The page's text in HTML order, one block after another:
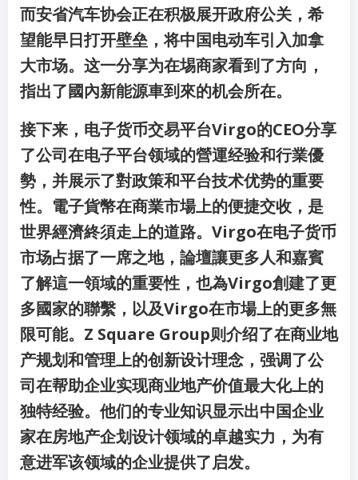
而安省汽车协会正在积极展开政府公关，希
望能早日打开壁垒，将中国电动车引入加拿
大市场。这一分享为在埸商家看到了方向，
指出了國內新能源車到來的机会所在。
接下来，电子货币交易平台Virgo的CEO分享
了公司在电子平台领域的營運经验和行業優
勢，并展示了對政策和平台技术优势的重要
性。電子貨幣在商業市場上的便捷交收，是
世界經濟終須走上的道路。Virgo在电子货币
市场占据了一席之地，論壇讓更多人和嘉賓
了解這一領域的重要性，也為Virgo創建了更
多國家的聯繫，以及Virgo在市場上的更多無
限可能。Z Square Group则介绍了在商业地
产规划和管理上的创新设计理念，强调了公
司在帮助企业实现商业地产价值最大化上的
独特经验。他们的专业知识显示出中国企业
家在房地产企划设计领域的卓越实力，为有
意进军该领域的企业提供了启发。